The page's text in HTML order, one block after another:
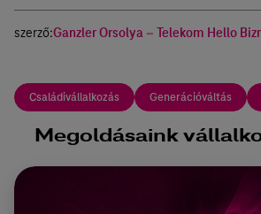
szerző:Ganzler Orsolya – Telekom Hello
Családivállalkozás Generációváltás
Megoldásaink